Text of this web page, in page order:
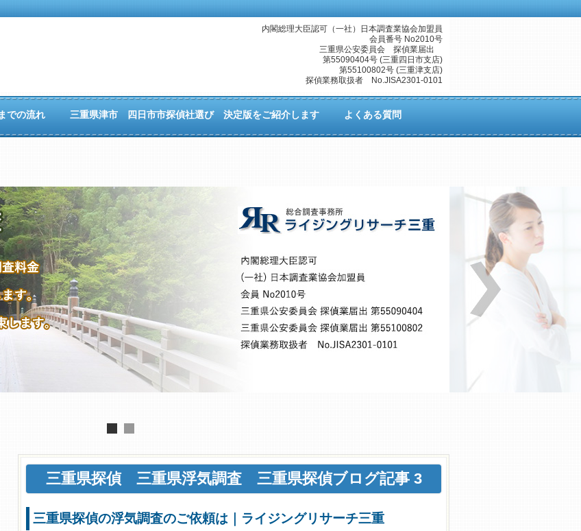
内閣総理大臣認可（一社）日本調査業協会加盟員
会員番号 No2010号
三重県公安委員会 探偵業届出
第55090404号 (三重四日市支店)
第55100802号 (三重津支店)
探偵業務取扱者 No.JISA2301-0101
での流れ 三重県津市 四日市市探偵社選び 決定版をご紹介します よくある質問
三重県探偵 三重県浮気調査三重県探偵ブログ記事 3
三重県探偵の浮気調査のご依頼は｜ライジングリサーチ三重